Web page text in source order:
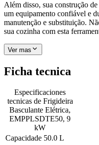
Além disso, sua construção
um equipamento confiável e
manutenção e substituição.
sua cozinha com esta
Ver mas
Ficha tecnica
Especificaciones
tecnicas de Frigideira
Basculante Elétrica,
EMPPLSDTE50, 9
kW
Capacidade 50.0 L